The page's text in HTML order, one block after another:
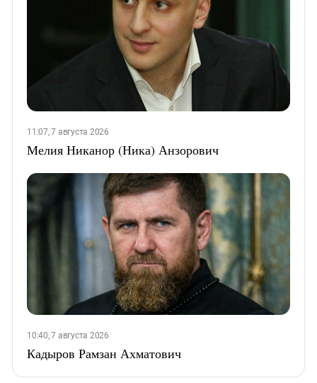
11:07, 7 августа 2026
Мелия Никанор (Ника) Анзорович
10:40, 7 августа 2026
Кадыров Рамзан Ахматович